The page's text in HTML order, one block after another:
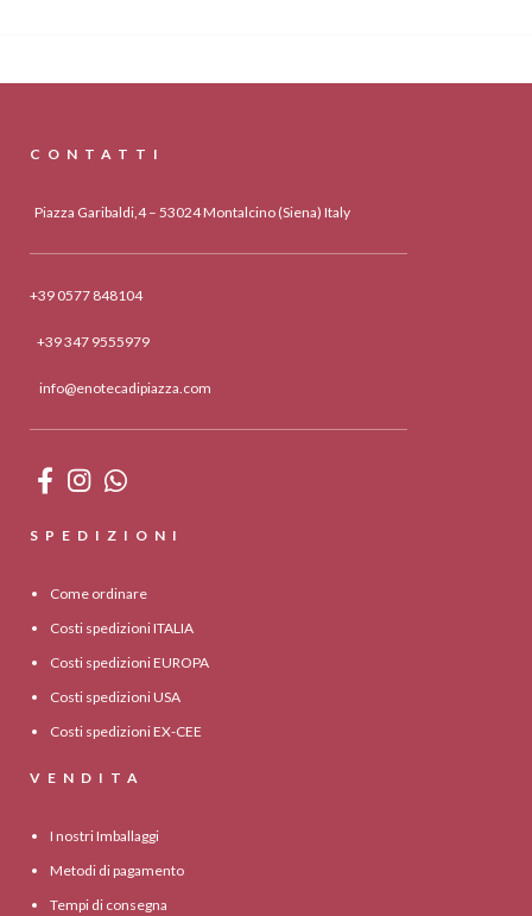
CONTATTI
Piazza Garibaldi,4 – 53024 Montalcino (Siena) Italy
+39 0577 848104
+39 347 9555979
info@enotecadipiazza.com
SPEDIZIONI
Come ordinare
Costi spedizioni ITALIA
Costi spedizioni EUROPA
Costi spedizioni USA
Costi spedizioni EX-CEE
VENDITA
I nostri Imballaggi
Metodi di pagamento
Tempi di consegna